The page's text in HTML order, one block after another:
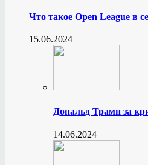
Что такое Open League в
15.06.2024
Дональд Трамп за
14.06.2024